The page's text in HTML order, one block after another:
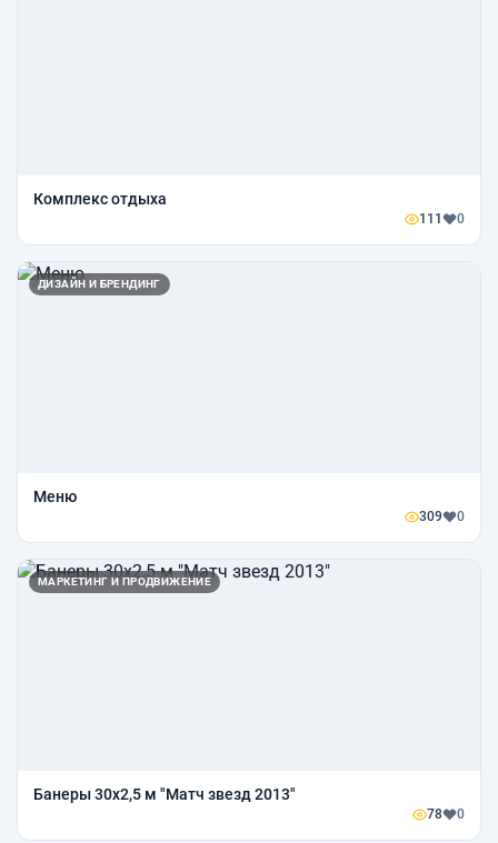
Комплекс отдыха
111 0
ДИЗАЙН И БРЕНДИНГ
Меню
309 0
МАРКЕТИНГ И ПРОДВИЖЕНИЕ
Банеры 30х2,5 м "Матч звезд 2013"
78 0